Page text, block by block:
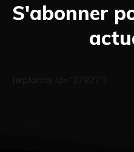
S'abonner
[wpforms id="27927"]